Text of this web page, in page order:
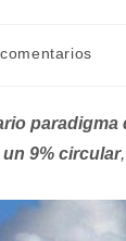
paradigma
9% circular